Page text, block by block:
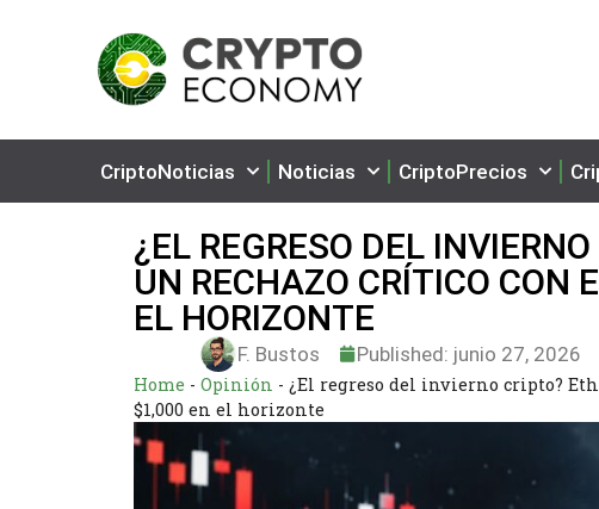
CriptoNoticias Noticias CriptoPrecios
¿EL REGRESO DEL
UN RECHAZO CRÍTICO CON
EL HORIZONTE
F. Bustos Published: junio 27, 2026
Home - Opinión - ¿El regreso del invierno cripto?
$1,000 en el horizonte